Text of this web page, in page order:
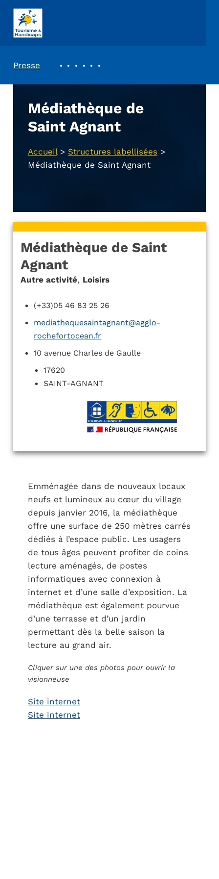
ASSOCIATION TOURISME ET HANDICAPS
Presse
Médiathèque de
Saint Agnant
Accueil> Structures labellisées >
Médiathèque de Saint Agnant
Médiathèque de Saint
Agnant
Autre activité, Loisirs
(+33)05 46 83 25 26
mediathequesaintagnant@agglo-
rochefortocean.fr
10 avenue Charles de Gaulle
17620
SAINT-AGNANT
Emménagée dans de nouveaux locaux
neufs et lumineux au cœur du village
depuis janvier 2016, la médiathèque
offre une surface de 250 mètres carrés
dédiés à l’espace public. Les usagers
de tous âges peuvent profiter de coins
lecture aménagés, de postes
informatiques avec connexion à
internet et d’une salle d’exposition. La
médiathèque est également pourvue
d’une terrasse et d’un jardin
permettant dès la belle saison la
lecture au grand air.
Cliquer sur une des photos pour ouvrir la
visionneuse
Site internet
Site internet